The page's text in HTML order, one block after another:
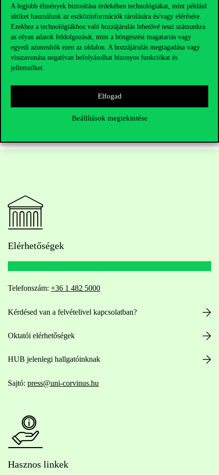
A legjobb élmények biztosítása érdekében technológiákat, mint például
sütiket használunk az eszközinformációk tárolására és/vagy elérésére.
Ezekhez a technológiákhoz való hozzájárulás lehetővé teszi számunkra
az olyan adatok feldolgozását, mint a böngészési magatartás vagy
egyedi azonosítók ezen az oldalon. A hozzájárulás megtagadása vagy
visszavonása negatívan befolyásolhat bizonyos funkciókat és
jellemzőket.
Elfogad
Beállítások megtekintése
Elérhetőségek
Telefonszám: +36 1 482 5000
Kérdésed van a felvételivel kapcsolatban?
Oktatói elérhetőségek
HUB jelenlegi hallgatóinknak
Sajtó: press@uni-corvinus.hu
Hasznos linkek